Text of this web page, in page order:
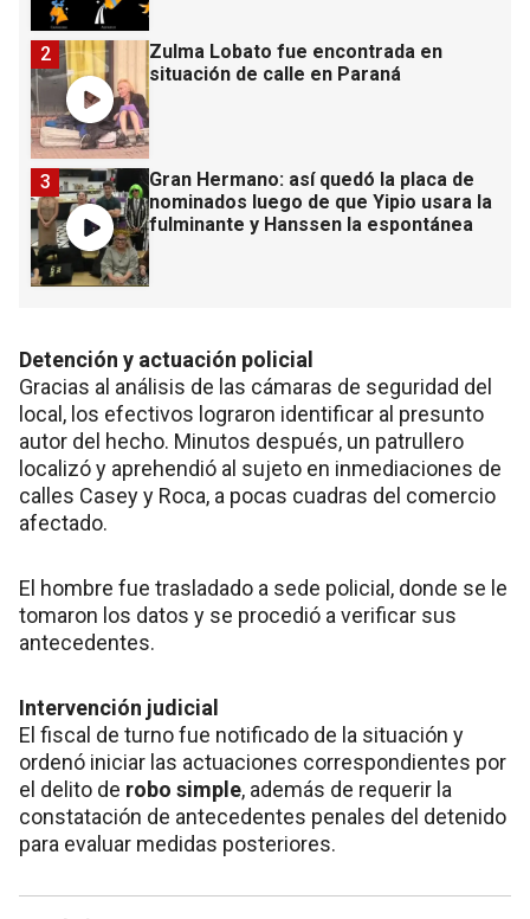
Zulma Lobato fue encontrada en
situación de calle en Paraná
2
Gran Hermano: así quedó la placa de
nominados luego de que Yipio usara la
fulminante y Hanssen la espontánea
3
Detención y actuación policial
Gracias al análisis de las cámaras de seguridad del
local, los efectivos lograron identificar al presunto
autor del hecho. Minutos después, un patrullero
localizó y aprehendió al sujeto en inmediaciones de
calles Casey y Roca, a pocas cuadras del comercio
afectado.
El hombre fue trasladado a sede policial, donde se le
tomaron los datos y se procedió a verificar sus
antecedentes.
Intervención judicial
El fiscal de turno fue notificado de la situación y
ordenó iniciar las actuaciones correspondientes por
el delito de robo simple, además de requerir la
constatación de antecedentes penales del detenido
para evaluar medidas posteriores.